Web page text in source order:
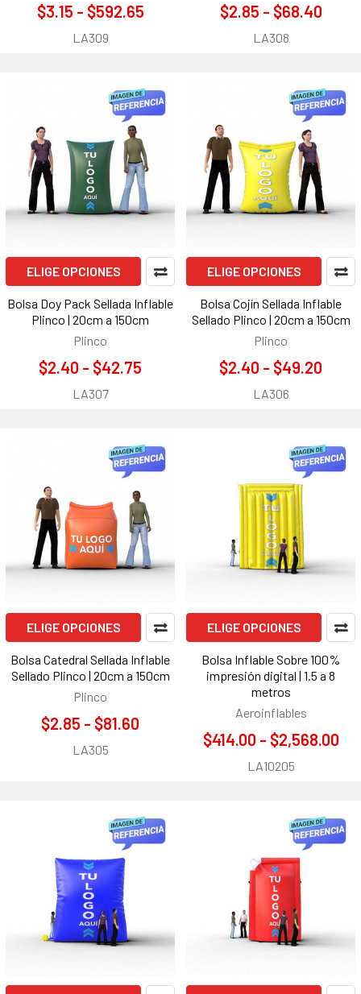
$3.15 - $592.65
LA309
$2.85 - $68.40
LA308
ELIGE OPCIONES
Bolsa Doy Pack Sellada Inflable
Plinco | 20cm a 150cm
Plinco
$2.40 - $42.75
LA307
ELIGE OPCIONES
Bolsa Cojín Sellada Inflable
Sellado Plinco | 20cm a 150cm
Plinco
$2.40 - $49.20
LA306
ELIGE OPCIONES
Bolsa Catedral Sellada Inflable
Sellado Plinco | 20cm a 150cm
Plinco
$2.85 - $81.60
LA305
ELIGE OPCIONES
Bolsa Inflable Sobre 100%
impresión digital | 1.5 a 8
metros
Aeroinflables
$414.00 - $2,568.00
LA10205